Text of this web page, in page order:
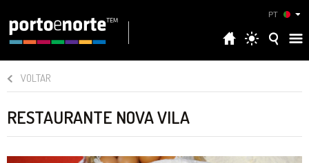
PT
VOLTAR
RESTAURANTE NOVA VILA